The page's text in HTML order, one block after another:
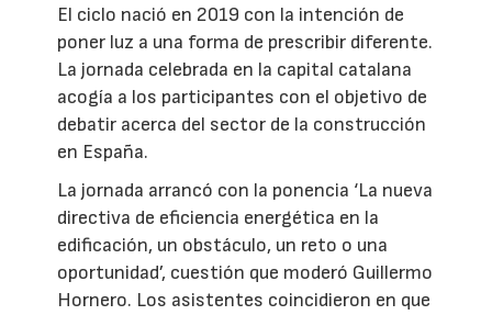
El ciclo nació en 2019 con la intención de
poner luz a una forma de prescribir diferente.
La jornada celebrada en la capital catalana
acogía a los participantes con el objetivo de
debatir acerca del sector de la construcción
en España.
La jornada arrancó con la ponencia ‘La nueva
directiva de eficiencia energética en la
edificación, un obstáculo, un reto o una
oportunidad’, cuestión que moderó Guillermo
Hornero. Los asistentes coincidieron en que